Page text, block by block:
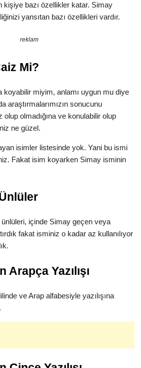
kişiye bazı özellikler katar. Simay
yansıtan bazı özellikleri vardır.
reklam
Mi?
miyim, anlamı uygun mu diye
araştırmalarımızın sonucunu
olmadığına ve konulabilir olup
ne güzel.
isimler listesinde yok. Yani bu ismi
Fakat isim koyarken Simay isminin
içinde Simay geçen veya
fakat isminiz o kadar az kullanılıyor
Yazılışı
ve Arap alfabesiyle yazılışına